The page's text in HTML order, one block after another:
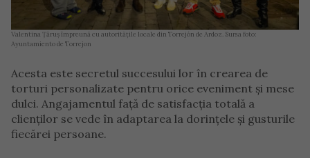
Valentina Țăruș împreună cu autoritățile locale din Torrejón de Ardoz. Sursa foto:
Ayuntamiento de Torrejon
Acesta este secretul succesului lor în crearea de
torturi personalizate pentru orice eveniment și mese
dulci. Angajamentul față de satisfacția totală a
clienților se vede în adaptarea la dorințele și gusturile
fiecărei persoane.